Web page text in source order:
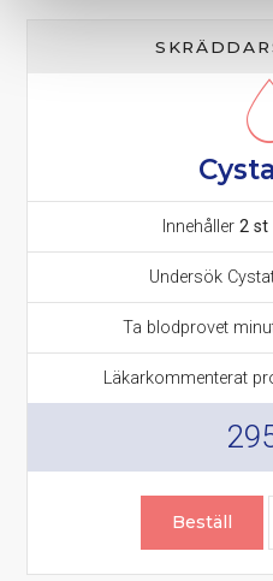
Innehåller 2 st
Undersök
Ta blodprovet
Läkarkommenterat
Beställ